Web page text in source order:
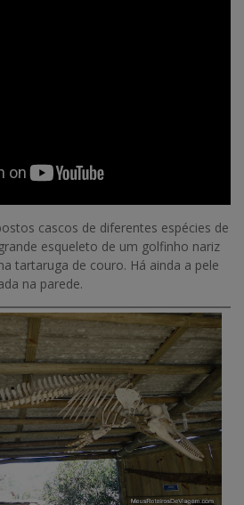
cascos de diferentes espécies de
esqueleto de um golfinho nariz
tartaruga de couro. Há ainda a pele
na parede.